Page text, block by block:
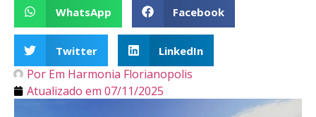
WhatsApp Facebook
Twitter LinkedIn
Por Em Harmonia Florianopolis
Atualizado em 07/11/2025